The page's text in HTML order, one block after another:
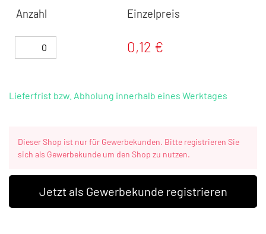
Anzahl Einzelpreis
0,12 €
Lieferfrist bzw. Abholung innerhalb eines Werktages
Dieser Shop ist nur für Gewerbekunden. Bitte registrieren Sie
sich als Gewerbekunde um den Shop zu nutzen.
Jetzt als Gewerbekunde registrieren